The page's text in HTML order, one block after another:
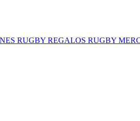
RUGBY REGALOS RUGBY